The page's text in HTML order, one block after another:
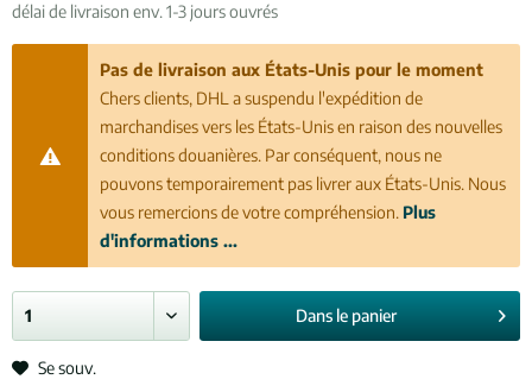
délai de livraison env. 1-3 jours ouvrés
Pas de livraison aux États-Unis pour le moment
Chers clients, DHL a suspendu l'expédition de
marchandises vers les États-Unis en raison des nouvelles
conditions douanières. Par conséquent, nous ne
pouvons temporairement pas livrer aux États-Unis. Nous
vous remercions de votre compréhension. Plus
d'informations ...
Dans le panier
Se souv.